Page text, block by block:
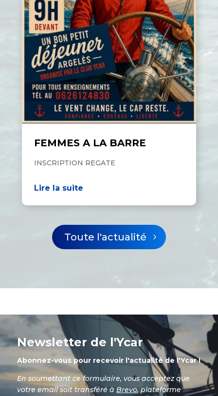
FEMMES A LA BARRE
INSCRIPTION REGATE
Lire la suite
Toute l'actualité
Newsletter de l'Ycar
Abonnez-vous pour recevoir l'actualité de l'Ycar !
En soumettant ce formulaire, vous acceptez que
votre email soit transféré à Brevo, plateforme